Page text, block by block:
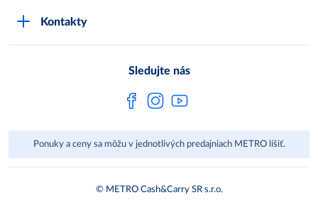
Track & trace
Kontakty
Sledujte nás
Ponuky a ceny sa môžu v jednotlivých predajniach METRO líšiť.
© METRO Cash&Carry SR s.r.o.